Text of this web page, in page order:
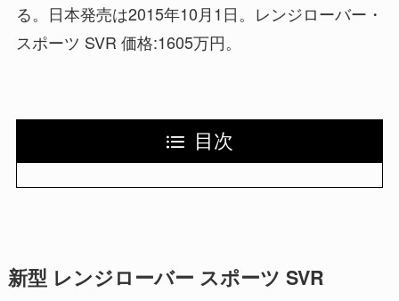
る。日本発売は2015年10月1日。レンジローバー・
スポーツ SVR 価格:1605万円。
目次
新型 レンジローバー スポーツ SVR